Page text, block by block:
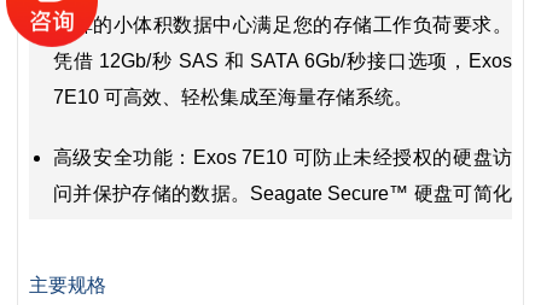
划算的小体积数据中心满足您的存储工作负荷要求。
凭借 12Gb/秒 SAS 和 SATA 6Gb/秒接口选项，Exos
7E10 可高效、轻松集成至海量存储系统。
高级安全功能：Exos 7E10 可防止未经授权的硬盘访
问并保护存储的数据。Seagate Secure™ 硬盘可简化
主要规格